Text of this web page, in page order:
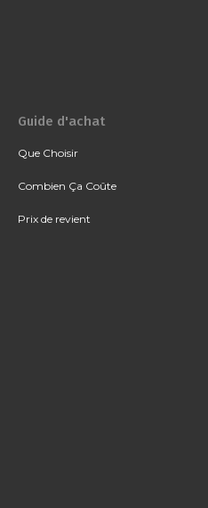
Guide d'achat
Que Choisir
Combien Ça Coûte
Prix de revient